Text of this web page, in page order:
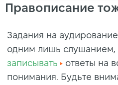
Правописание
Задания на
одним лишь слушанием,
записывать
ответы на
понимания. Будьте